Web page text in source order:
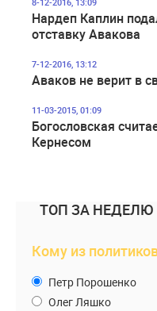
Нардеп Каплин
отставку Авакова
7-12-2016, 13:12
Аваков не верит в
11-03-2015, 01:09
Богословская
Кернесом
ТОП ЗА НЕДЕЛЮ
Кому из
Петр Порошенко
Олег Ляшко